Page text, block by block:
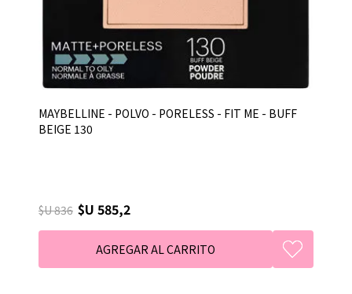
MAYBELLINE - POLVO - PORELESS - FIT ME - BUFF
BEIGE 130
$U 836 $U 585,2